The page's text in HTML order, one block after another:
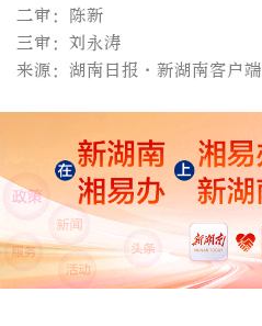
二审：陈新
三审：刘永涛
来源：湖南日报·新湖南客户端